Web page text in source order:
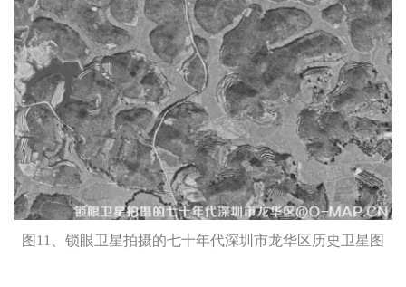
图11、锁眼卫星拍摄的七十年代深圳市龙华区历史卫星图